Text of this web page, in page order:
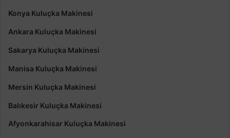
Konya Kuluçka Makinesi
Ankara Kuluçka Makinesi
Sakarya Kuluçka Makinesi
Manisa Kuluçka Makinesi
Mersin Kuluçka Makinesi
Balıkesir Kuluçka Makinesi
Afyonkarahisar Kuluçka Makinesi